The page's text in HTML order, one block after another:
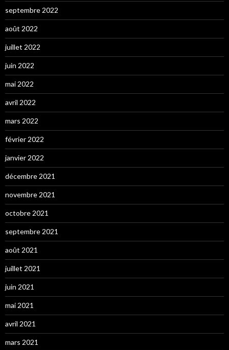
septembre 2022
août 2022
juillet 2022
juin 2022
mai 2022
avril 2022
mars 2022
février 2022
janvier 2022
décembre 2021
novembre 2021
octobre 2021
septembre 2021
août 2021
juillet 2021
juin 2021
mai 2021
avril 2021
mars 2021